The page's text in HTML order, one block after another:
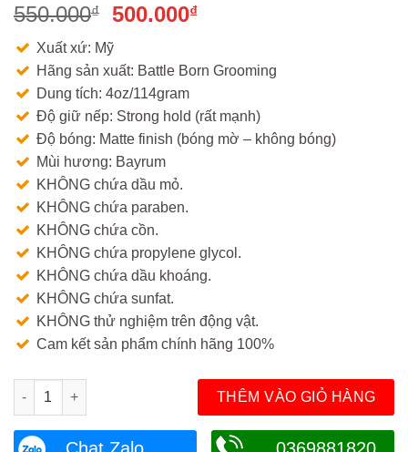
550.000₫
Giá
là:
550.000₫.
500.000₫Giá
là:
Xuất xứ: Mỹ
Hãng sản xuất: Battle Born Grooming
Dung tích: 4oz/114gram
Độ giữ nếp: Strong hold (rất mạnh)
Độ bóng: Matte finish (bóng mờ – không bóng)
Mùi hương: Bayrum
KHÔNG chứa dầu mỏ.
KHÔNG chứa paraben.
KHÔNG chứa cồn.
KHÔNG chứa propylene glycol.
KHÔNG chứa dầu khoáng.
KHÔNG chứa sunfat.
KHÔNG thử nghiệm trên động vật.
Cam kết sản phẩm chính hãng 100%
Sáp vuốt tóc Battle Born Matte Paste số lượng
THÊM VÀO GIỎ HÀNG
Chat Zalo 0369881820